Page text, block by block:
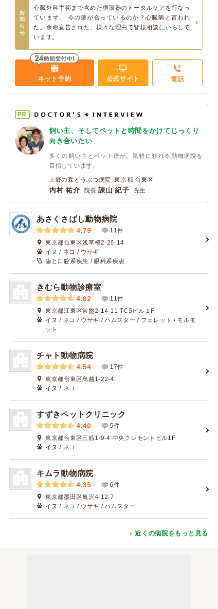
お
知
ら
せ
心臓外科手術まで含めた循環器のトータルケアを行なっ
ています。 今の薬が合っているのか？心臓病と言われ
た。余命宣告された。様々な理由で皆様相談にいらして
います。
ネット予約 公式サイト 電話
PR
飼い主、そしてペットと時間をかけてじっくり
向き合いたい
多くの飼い主とペット達が、気軽に頼れる動物病院を
目指しています。
上野の森どうぶつ病院 東京都 台東区
内村 祐介 院長諌山 紀子 先生
あさくさばし動物病院
4.79
11件
東京都台東区浅草橋2-26-14
イヌ / ネコ / ウサギ
歯と口腔系疾患 / 眼科系疾患
きむら動物診療室
4.62
11件
東京都江東区常盤2-14-11 TCSビル１F
イヌ / ネコ / ウサギ / ハムスター / フェレット / モルモ
ット
チャト動物病院
4.54
17件
東京都台東区鳥越1-22-4
イヌ / ネコ
すずきペットクリニック
4.40
5件
東京都台東区三筋1-9-4 中央クレセントビル1F
イヌ / ネコ
キムラ動物病院
4.35
6件
東京都墨田区亀沢4-12-7
イヌ / ネコ / ウサギ / ハムスター
近くの病院をもっと見る